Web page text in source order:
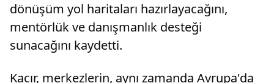
dönüşüm yol haritaları hazırlayacağını,
mentörlük ve danışmanlık desteği
sunacağını kaydetti.
Kacır, merkezlerin, aynı zamanda Avrupa'da